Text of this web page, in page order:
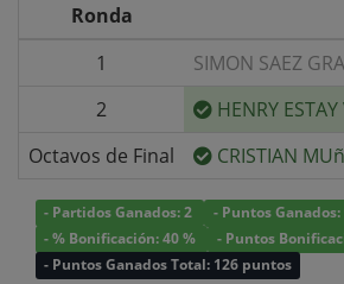
Ronda
1
SIMON SAEZ
2
HENRY ESTAY
Octavos de Final
CRISTIAN
- Partidos Ganados: 2
- Puntos
- % Bonificación: 40 %
- Puntos
- Puntos Ganados Total: 126 puntos